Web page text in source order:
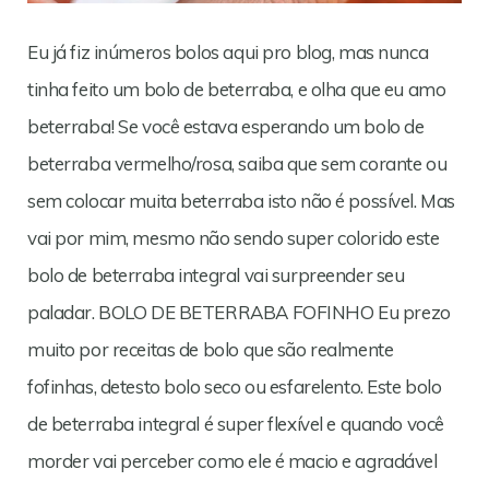
Eu já fiz inúmeros bolos aqui pro blog, mas nunca
tinha feito um bolo de beterraba, e olha que eu amo
beterraba! Se você estava esperando um bolo de
beterraba vermelho/rosa, saiba que sem corante ou
sem colocar muita beterraba isto não é possível. Mas
vai por mim, mesmo não sendo super colorido este
bolo de beterraba integral vai surpreender seu
paladar. BOLO DE BETERRABA FOFINHO Eu prezo
muito por receitas de bolo que são realmente
fofinhas, detesto bolo seco ou esfarelento. Este bolo
de beterraba integral é super flexível e quando você
morder vai perceber como ele é macio e agradável